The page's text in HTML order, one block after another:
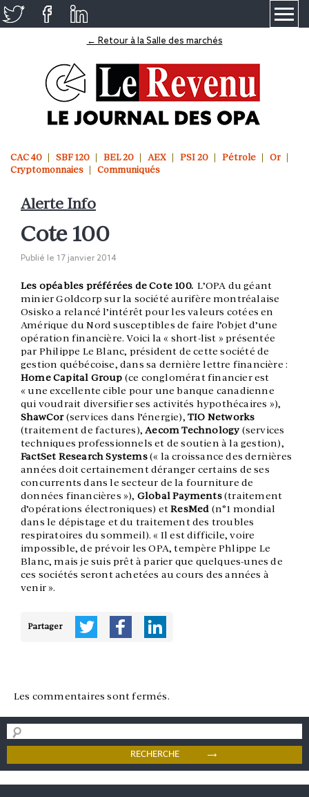
← Retour à la Salle des marchés
CAC 40 SBF 120 BEL 20 AEX PSI 20 Pétrole
Or
Cryptomonnaies
Communiqués
Alerte Info
Cote 100
Publié le 17 janvier 2014
Les opéables préférées de Cote 100.L’OPA du géant
minier Goldcorp sur la société aurifère montréalaise
Osisko a relancé l’intérêt pour les valeurs cotées en
Amérique du Nord susceptibles de faire l’objet d’une
opération financière. Voici la « short-list » présentée
par Philippe Le Blanc, président de cette société de
gestion québécoise, dans sa dernière lettre financière :
Home Capital Group (ce conglomérat financier est
« une excellente cible pour une banque canadienne
qui voudrait diversifier ses activités hypothécaires »),
ShawCor(services dans l’énergie),TIO Networks
(traitement de factures), Aecom Technology (services
techniques professionnels et de soutien à la gestion),
FactSet Research Systems(« la croissance des dernières
années doit certainement déranger certains de ses
concurrents dans le secteur de la fourniture de
données financières »), Global Payments(traitement
d’opérations électroniques) etResMed (n°1 mondial
dans le dépistage et du traitement des troubles
respiratoires du sommeil). « Il est difficile, voire
impossible, de prévoir les OPA, tempère Phlippe Le
Blanc, mais je suis prêt à parier que quelques-unes de
ces sociétés seront achetées au cours des années à
venir ».
Partager
Les commentaires sont fermés.